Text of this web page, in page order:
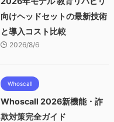
向けヘッドセットの最新技術
と導入コスト比較
2026/8/6
Whoscall
Whoscall 2026新機能・詐
欺対策完全ガイド